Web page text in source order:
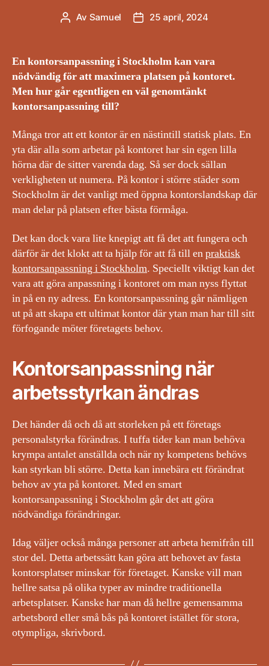
Inläggsförfattare
Av Samuel Inläggsdatum
25 april, 2024
En kontorsanpassning i Stockholm kan vara
nödvändig för att maximera platsen på kontoret.
Men hur går egentligen en väl genomtänkt
kontorsanpassning till?
Många tror att ett kontor är en nästintill statisk plats. En
yta där alla som arbetar på kontoret har sin egen lilla
hörna där de sitter varenda dag. Så ser dock sällan
verkligheten ut numera. På kontor i större städer som
Stockholm är det vanligt med öppna kontorslandskap där
man delar på platsen efter bästa förmåga.
Det kan dock vara lite knepigt att få det att fungera och
därför är det klokt att ta hjälp för att få till enpraktisk
kontorsanpassning i Stockholm. Speciellt viktigt kan det
vara att göra anpassning i kontoret om man nyss flyttat
in på en ny adress. En kontorsanpassning går nämligen
ut på att skapa ett ultimat kontor där ytan man har till sitt
förfogande möter företagets behov.
Kontorsanpassning när
arbetsstyrkan ändras
Det händer då och då att storleken på ett företags
personalstyrka förändras. I tuffa tider kan man behöva
krympa antalet anställda och när ny kompetens behövs
kan styrkan bli större. Detta kan innebära ett förändrat
behov av yta på kontoret. Med en smart
kontorsanpassning i Stockholm går det att göra
nödvändiga förändringar.
Idag väljer också många personer att arbeta hemifrån till
stor del. Detta arbetssätt kan göra att behovet av fasta
kontorsplatser minskar för företaget. Kanske vill man
hellre satsa på olika typer av mindre traditionella
arbetsplatser. Kanske har man då hellre gemensamma
arbetsbord eller små bås på kontoret istället för stora,
otympliga, skrivbord.